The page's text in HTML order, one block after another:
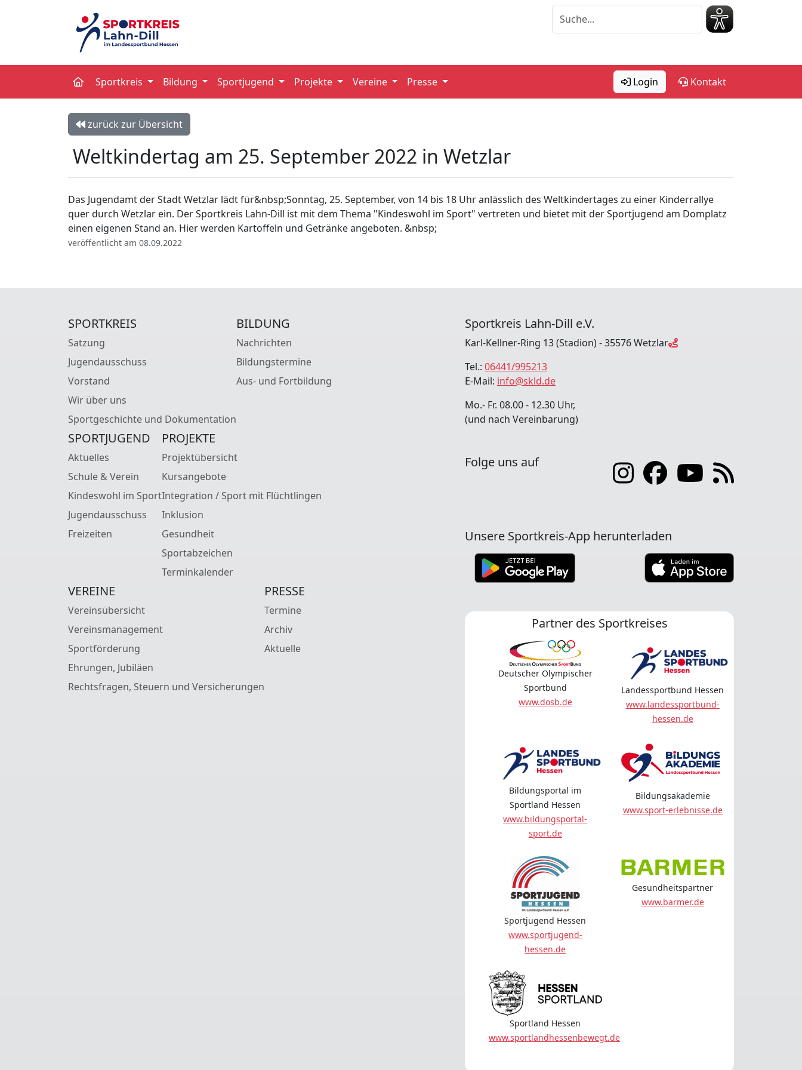
Sportkreis Bildung Sportjugend Projekte Vereine Presse Login Kontakt
zurück zur Übersicht
Weltkindertag am 25. September 2022 in Wetzlar
Das Jugendamt der Stadt Wetzlar lädt für&nbsp;Sonntag, 25. September, von 14 bis 18 Uhr anlässlich des Weltkindertages zu einer Kinderrallye
quer durch Wetzlar ein. Der Sportkreis Lahn-Dill ist mit dem Thema "Kindeswohl im Sport" vertreten und bietet mit der Sportjugend am Domplatz
einen eigenen Stand an. Hier werden Kartoffeln und Getränke angeboten. &nbsp;
veröffentlicht am 08.09.2022
SPORTKREIS
Satzung
Jugendausschuss
Vorstand
Wir über uns
Sportgeschichte und Dokumentation
BILDUNG
Nachrichten
Bildungstermine
Aus- und Fortbildung
SPORTJUGEND
Aktuelles
Schule & Verein
Kindeswohl im Sport
Jugendausschuss
Freizeiten
PROJEKTE
Projektübersicht
Kursangebote
Integration / Sport mit Flüchtlingen
Inklusion
Gesundheit
Sportabzeichen
Terminkalender
VEREINE
Vereinsübersicht
Vereinsmanagement
Sportförderung
Ehrungen, Jubiläen
Rechtsfragen, Steuern und Versicherungen
PRESSE
Termine
Archiv
Aktuelle
Sportkreis Lahn-Dill e.V.
Karl-Kellner-Ring 13 (Stadion) - 35576 Wetzlar
Tel.: 06441/995213
E-Mail: info@skld.de
Mo.- Fr. 08.00 - 12.30 Uhr,
(und nach Vereinbarung)
Folge uns auf
Unsere Sportkreis-App herunterladen
Partner des Sportkreises
Deutscher Olympischer
Sportbund
www.dosb.de
Landessportbund Hessen
www.landessportbund-
hessen.de
Bildungsportal im
Sportland Hessen
www.bildungsportal-
sport.de
Bildungsakademie
www.sport-erlebnisse.de
Sportjugend Hessen
www.sportjugend-
hessen.de
Gesundheitspartner
www.barmer.de
Sportland Hessen
www.sportlandhessenbewegt.de